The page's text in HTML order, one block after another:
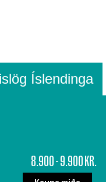
Íslendinga
8.900 - 9.900 KR.